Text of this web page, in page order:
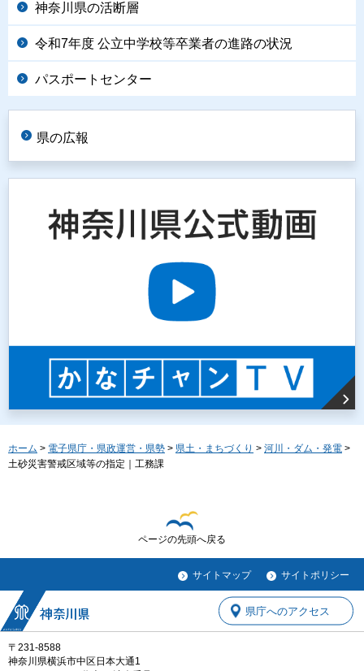
神奈川県の活断層
令和7年度 公立中学校等卒業者の進路の状況
パスポートセンター
県の広報
ホーム > 電子県庁・県政運営・県勢 > 県土・まちづくり > 河川・ダム・発電 >
土砂災害警戒区域等の指定｜工務課
ページの先頭へ戻る
サイトマップ サイトポリシー
〒231-8588
神奈川県横浜市中区日本大通1
県庁へのアクセス